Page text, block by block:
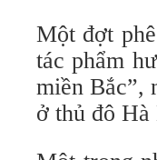
Một đợt
tác phẩm
miền Bắc”,
ở thủ đô Hà